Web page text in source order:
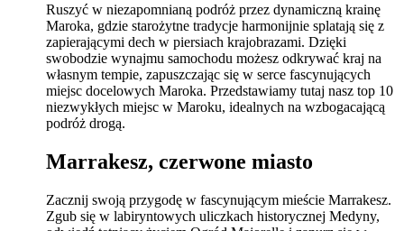
Ruszyć w niezapomnianą podróż przez dynamiczną krainę
Maroka, gdzie starożytne tradycje harmonijnie splatają się z
zapierającymi dech w piersiach krajobrazami. Dzięki
swobodzie wynajmu samochodu możesz odkrywać kraj na
własnym tempie, zapuszczając się w serce fascynujących
miejsc docelowych Maroka. Przedstawiamy tutaj nasz top 10
niezwykłych miejsc w Maroku, idealnych na wzbogacającą
podróż drogą.
Marrakesz, czerwone miasto
Zacznij swoją przygodę w fascynującym mieście Marrakesz.
Zgub się w labiryntowych uliczkach historycznej Medyny,